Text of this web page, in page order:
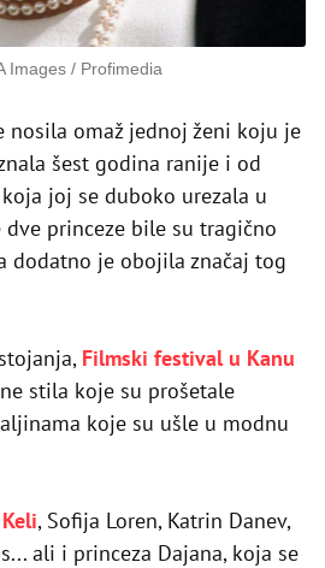
Images / Profimedia
nosila omaž jednoj ženi koju je
šest godina ranije i od
joj se duboko urezala u
dve princeze bile su tragično
dodatno je obojila značaj tog
Filmski festival u Kanu
stila koje su prošetale
koje su ušle u modnu
, Sofija Loren, Katrin Danev,
ali i princeza Dajana, koja se